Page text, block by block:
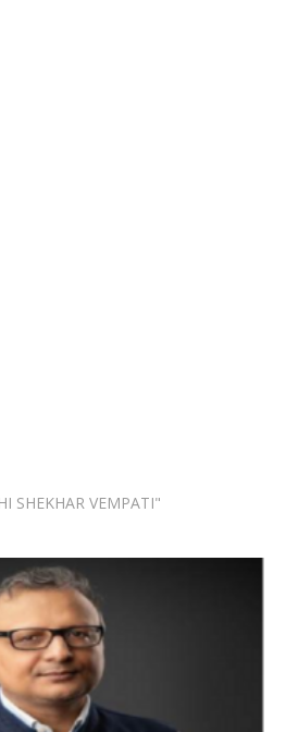
SHEKHAR VEMPATI"